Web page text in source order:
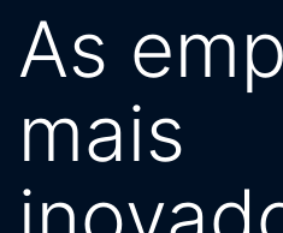
As
mais